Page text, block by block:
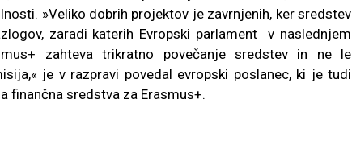
»Veliko dobrih projektov je zavrnjenih, ker sredstev
zaradi katerih Evropski parlament v naslednjem
zahteva trikratno povečanje sredstev in ne le
je v razpravi povedal evropski poslanec, ki je tudi
finančna sredstva za Erasmus+.